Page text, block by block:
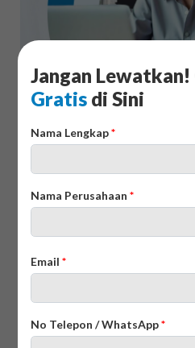
Jangan Lewatkan!
Gratis di Sini
Nama Lengkap*
Nama Perusahaan*
Email*
No Telepon / WhatsApp*
2. Oracle